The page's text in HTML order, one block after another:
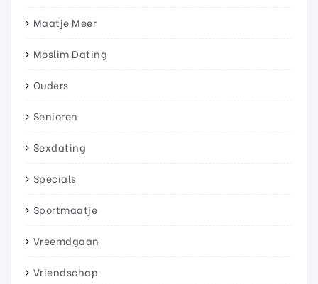
Maatje Meer
Moslim Dating
Ouders
Senioren
Sexdating
Specials
Sportmaatje
Vreemdgaan
Vriendschap